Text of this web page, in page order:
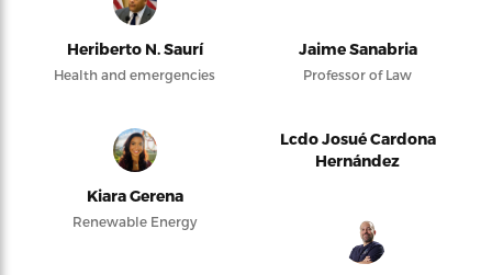
Heriberto N. Saurí
Health and emergencies
Jaime Sanabria
Professor of Law
Kiara Gerena
Renewable Energy
Lcdo Josué Cardona
Hernández